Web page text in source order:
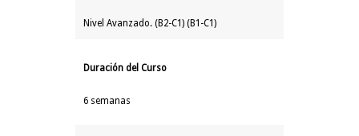
Nivel Avanzado. (B2-C1) (B1-C1)
Duración del Curso
6 semanas